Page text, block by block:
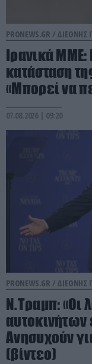
PRONEWS.GR / ΔΙΕΘΝΗΣ
Ιρανικά ΜΜΕ:
κατάσταση
«Μπορεί να
07.08.2026 | 09:20
PRONEWS.GR / ΔΙΕΘΝΗΣ
Ν.Τραμπ: «Οι
αυτοκινήτων
Ανησυχούν
(βίντεο)